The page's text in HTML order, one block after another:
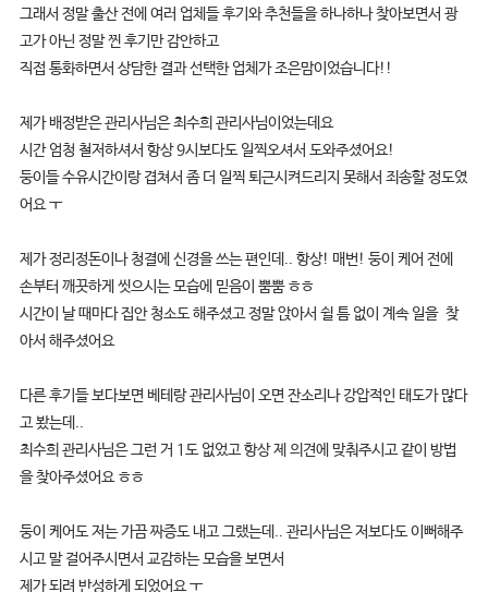
그래서 정말 출산 전에 여러 업체들 후기와 추천들을 하나하나 찾아보면서 광
고가 아닌 정말 찐 후기만 감안하고
직접 통화하면서 상담한 결과 선택한 업체가 조은맘이었습니다!!
제가 배정받은 관리사님은 최수희 관리사님이었는데요
시간 엄청 철저하셔서 항상 9시보다도 일찍오셔서 도와주셨어요!
둥이들 수유시간이랑 겹쳐서 좀 더 일찍 퇴근시켜드리지 못해서 죄송할 정도였
어요 ㅜ
제가 정리정돈이나 청결에 신경을 쓰는 편인데.. 항상! 매번! 둥이 케어 전에
손부터 깨끗하게 씻으시는 모습에 믿음이 뿜뿜 ㅎㅎ
시간이 날 때마다 집안 청소도 해주셨고 정말 앉아서 쉴 틈 없이 계속 일을 찾
아서 해주셨어요
다른 후기들 보다보면 베테랑 관리사님이 오면 잔소리나 강압적인 태도가 많다
고 봤는데..
최수희 관리사님은 그런 거 1도 없었고 항상 제 의견에 맞춰주시고 같이 방법
을 찾아주셨어요 ㅎㅎ
둥이 케어도 저는 가끔 짜증도 내고 그랬는데.. 관리사님은 저보다도 이뻐해주
시고 말 걸어주시면서 교감하는 모습을 보면서
제가 되려 반성하게 되었어요 ㅜ